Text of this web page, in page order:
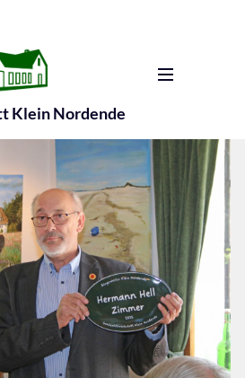
Klein Nordende